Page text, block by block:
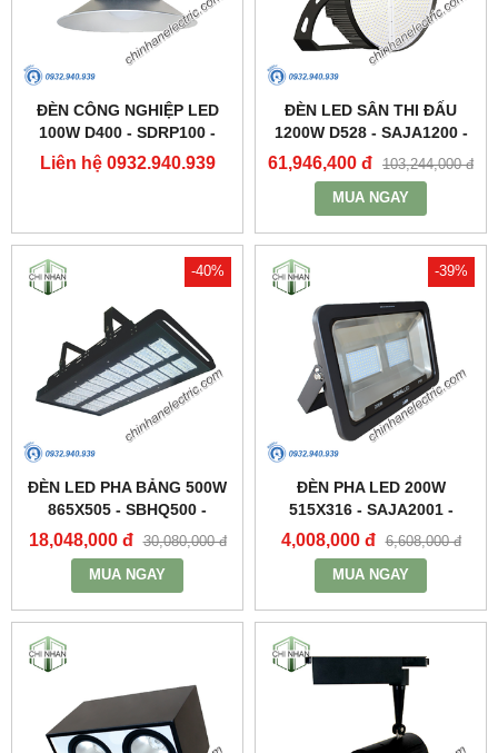
ĐÈN CÔNG NGHIỆP LED
100W D400 - SDRP100 -
DUHAL
Liên hệ 0932.940.939
ĐÈN LED SÂN THI ĐẤU
1200W D528 - SAJA1200 -
DUHAL
61,946,400 đ 103,244,000 đ
MUA NGAY
-40%
ĐÈN LED PHA BẢNG 500W
865X505 - SBHQ500 -
DUHAL
18,048,000 đ 30,080,000 đ
MUA NGAY
-39%
ĐÈN PHA LED 200W
515X316 - SAJA2001 -
DUHAL
4,008,000 đ 6,608,000 đ
MUA NGAY